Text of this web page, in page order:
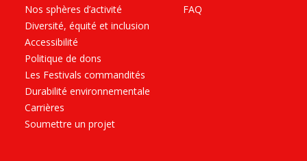
Nos sphères d’activité
Diversité, équité et inclusion
Accessibilité
Politique de dons
Les Festivals commandités
Durabilité environnementale
Carrières
Soumettre un projet
FAQ